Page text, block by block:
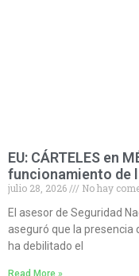
EU: CÁRTELES en
funcionamiento de
julio 28, 2026
No hay
El asesor de Seguridad
aseguró que la presencia
ha debilitado el